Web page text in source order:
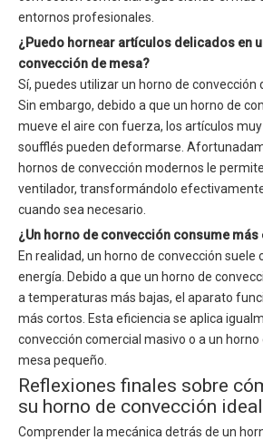
entornos profesionales.
¿Puedo hornear artículos delicados en
convección de mesa?
Sí, puedes utilizar un horno de convección
Sin embargo, debido a que un horno de
mueve el aire con fuerza, los artículos
soufflés pueden deformarse.
hornos de convección modernos le
ventilador, transformándolo
cuando sea necesario.
¿Un horno de convección consume
En realidad, un horno de convección suele
energía. Debido a que un horno de
a temperaturas más bajas, el aparato
más cortos. Esta eficiencia se aplica
convección comercial masivo o a un horno
mesa pequeño.
Reflexiones finales sobre
su horno de convección ideal
Comprender la mecánica detrás de un